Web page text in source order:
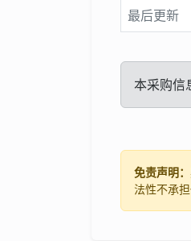
最后更新
本采购信
免责声明：
法性不承